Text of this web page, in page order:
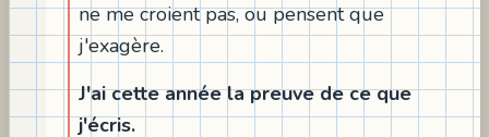
ne me croient pas, ou pensent que
j'exagère.
J'ai cette année la preuve de ce que
j'écris.